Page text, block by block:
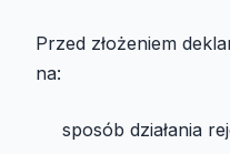
Przed złożeniem
na:
sposób działania